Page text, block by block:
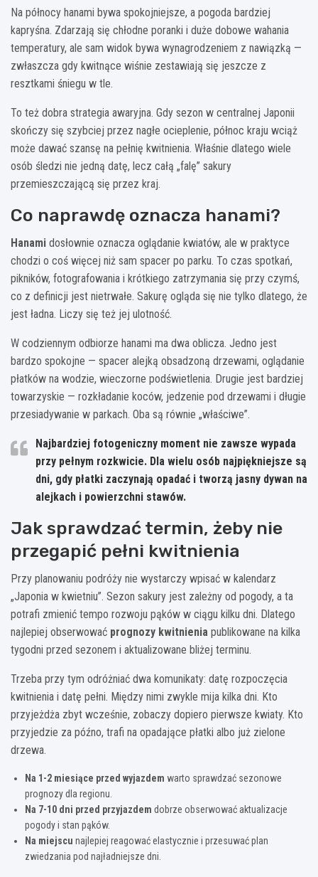
Na północy hanami bywa spokojniejsze, a pogoda bardziej
kapryśna. Zdarzają się chłodne poranki i duże dobowe wahania
temperatury, ale sam widok bywa wynagrodzeniem z nawiązką —
zwłaszcza gdy kwitnące wiśnie zestawiają się jeszcze z
resztkami śniegu w tle.
To też dobra strategia awaryjna. Gdy sezon w centralnej Japonii
skończy się szybciej przez nagłe ocieplenie, północ kraju wciąż
może dawać szansę na pełnię kwitnienia. Właśnie dlatego wiele
osób śledzi nie jedną datę, lecz całą „falę” sakury
przemieszczającą się przez kraj.
Co naprawdę oznacza hanami?
Hanami dosłownie oznacza oglądanie kwiatów, ale w praktyce
chodzi o coś więcej niż sam spacer po parku. To czas spotkań,
pikników, fotografowania i krótkiego zatrzymania się przy czymś,
co z definicji jest nietrwałe. Sakurę ogląda się nie tylko dlatego, że
jest ładna. Liczy się też jej ulotność.
W codziennym odbiorze hanami ma dwa oblicza. Jedno jest
bardzo spokojne — spacer alejką obsadzoną drzewami, oglądanie
płatków na wodzie, wieczorne podświetlenia. Drugie jest bardziej
towarzyskie — rozkładanie koców, jedzenie pod drzewami i długie
przesiadywanie w parkach. Oba są równie „właściwe”.
Najbardziej fotogeniczny moment nie zawsze wypada
przy pełnym rozkwicie. Dla wielu osób najpiękniejsze są
dni, gdy płatki zaczynają opadać i tworzą jasny dywan na
alejkach i powierzchni stawów.
Jak sprawdzać termin, żeby nie
przegapić pełni kwitnienia
Przy planowaniu podróży nie wystarczy wpisać w kalendarz
„Japonia w kwietniu”. Sezon sakury jest zależny od pogody, a ta
potrafi zmienić tempo rozwoju pąków w ciągu kilku dni. Dlatego
najlepiej obserwować prognozy kwitnienia publikowane na kilka
tygodni przed sezonem i aktualizowane bliżej terminu.
Trzeba przy tym odróżniać dwa komunikaty: datę rozpoczęcia
kwitnienia i datę pełni. Między nimi zwykle mija kilka dni. Kto
przyjeżdża zbyt wcześnie, zobaczy dopiero pierwsze kwiaty. Kto
przyjedzie za późno, trafi na opadające płatki albo już zielone
drzewa.
Na 1-2 miesiące przed wyjazdem warto sprawdzać sezonowe
prognozy dla regionu.
Na 7-10 dni przed przyjazdem dobrze obserwować aktualizacje
pogody i stan pąków.
Na miejscu najlepiej reagować elastycznie i przesuwać plan
zwiedzania pod najładniejsze dni.